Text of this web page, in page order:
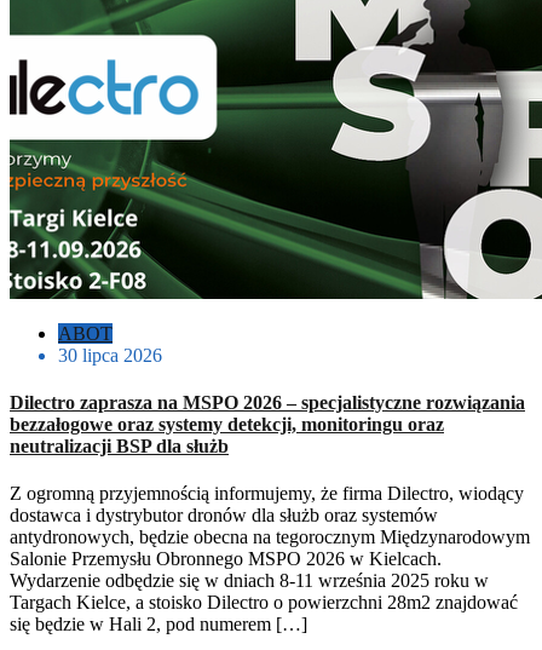
ABOT
30 lipca 2026
Dilectro zaprasza na MSPO 2026 – specjalistyczne rozwiązania
bezzałogowe oraz systemy detekcji, monitoringu oraz
neutralizacji BSP dla służb
Z ogromną przyjemnością informujemy, że firma Dilectro, wiodący
dostawca i dystrybutor dronów dla służb oraz systemów
antydronowych, będzie obecna na tegorocznym Międzynarodowym
Salonie Przemysłu Obronnego MSPO 2026 w Kielcach.
Wydarzenie odbędzie się w dniach 8-11 września 2025 roku w
Targach Kielce, a stoisko Dilectro o powierzchni 28m2 znajdować
się będzie w Hali 2, pod numerem […]